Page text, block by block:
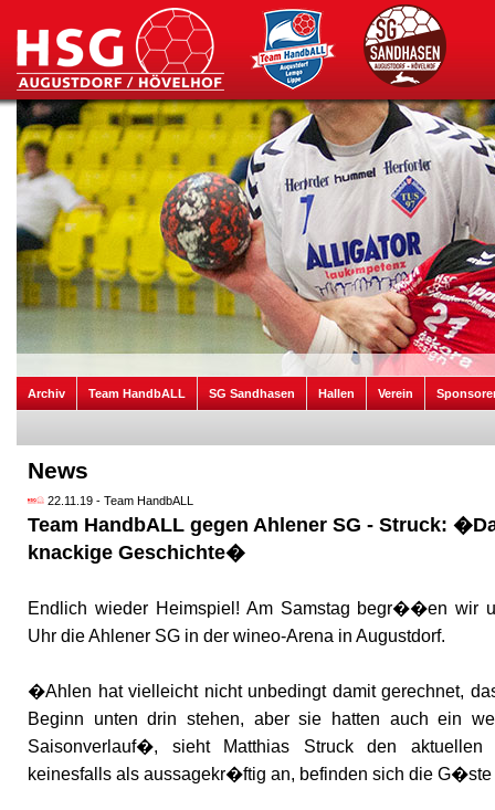
Archiv Team HandbALL SG Sandhasen Hallen Verein
News
22.11.19 - Team HandbALL
Team HandbALL gegen Ahlener SG - Struck:
knackige Geschichte�
Endlich wieder Heimspiel! Am Samstag begr��en wir
Uhr die Ahlener SG in der wineo-Arena in Augustdorf.
�Ahlen hat vielleicht nicht unbedingt damit gerechnet,
Beginn unten drin stehen, aber sie hatten auch ein
Saisonverlauf�, sieht Matthias Struck den aktuellen
keinesfalls als aussagekr�ftig an, befinden sich die